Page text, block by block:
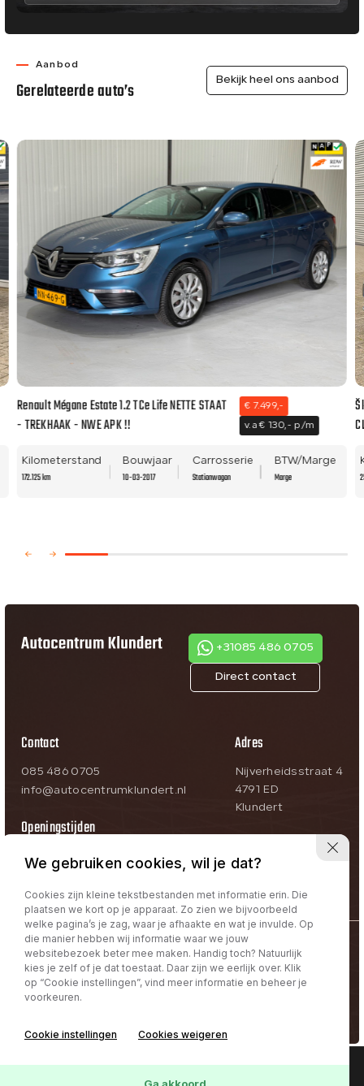
Aanbod
Gerelateerde auto’s Bekijk heel ons aanbod
Renault Mégane Estate 1.2 TCe Life NETTE STAAT
- TREKHAAK - NWE APK !!
€ 7.499,-
v.a € 130,- p/m
Kilometerstand
172.125 km
Bouwjaar
10-03-2017
Carrosserie
Stationwagon
BTW/Marge
Marge
Direct contact
+31085 486 0705
Contact
085 486 0705
info@autocentrumklundert.nl
Adres
Nijverheidsstraat 4
4791 ED
Klundert
Openingstijden
Ma-Vr:
09:00 – 18:00
Zo:
Op afspraak
@Autocentrum Klundert
Privacy policy | Term & Conditions
We gebruiken cookies, wil je dat?
Cookies zijn kleine tekstbestanden met informatie erin. Die
plaatsen we kort op je apparaat. Zo zien we bijvoorbeeld
welke pagina’s je zag, waar je afhaakte en wat je invulde. Op
die manier hebben wij informatie waar we jouw
websitebezoek beter mee maken. Handig toch? Natuurlijk
kies je zelf of je dat toestaat. Daar zijn we eerlijk over. Klik
op “Cookie instellingen”, vind meer informatie en beheer je
voorkeuren.
Cookie instellingen Cookies weigeren